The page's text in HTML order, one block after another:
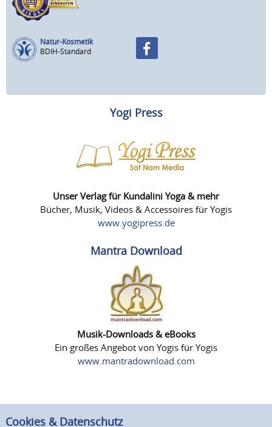
Natur-Kosmetik
BDIH-Standard
Yogi Press
Unser Verlag für Kundalini Yoga & mehr
Bücher, Musik, Videos & Accessoires für Yogis
www.yogipress.de
Mantra Download
Musik-Downloads & eBooks
Ein großes Angebot von Yogis für Yogis
www.mantradownload.com
Cookies & Datenschutz